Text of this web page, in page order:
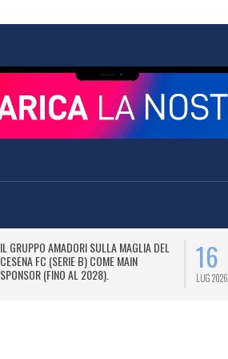
IL GRUPPO AMADORI SULLA MAGLIA DEL
CESENA FC (SERIE B) COME MAIN
SPONSOR (FINO AL 2028).
16
LUG 2026